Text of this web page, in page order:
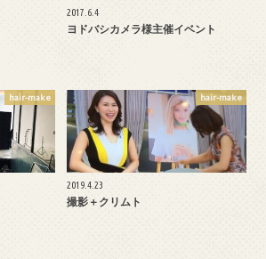
2017.6.4
ヨドバシカメラ様主催イベント
hair-make hair-make
2019.4.23
撮影＋クリムト